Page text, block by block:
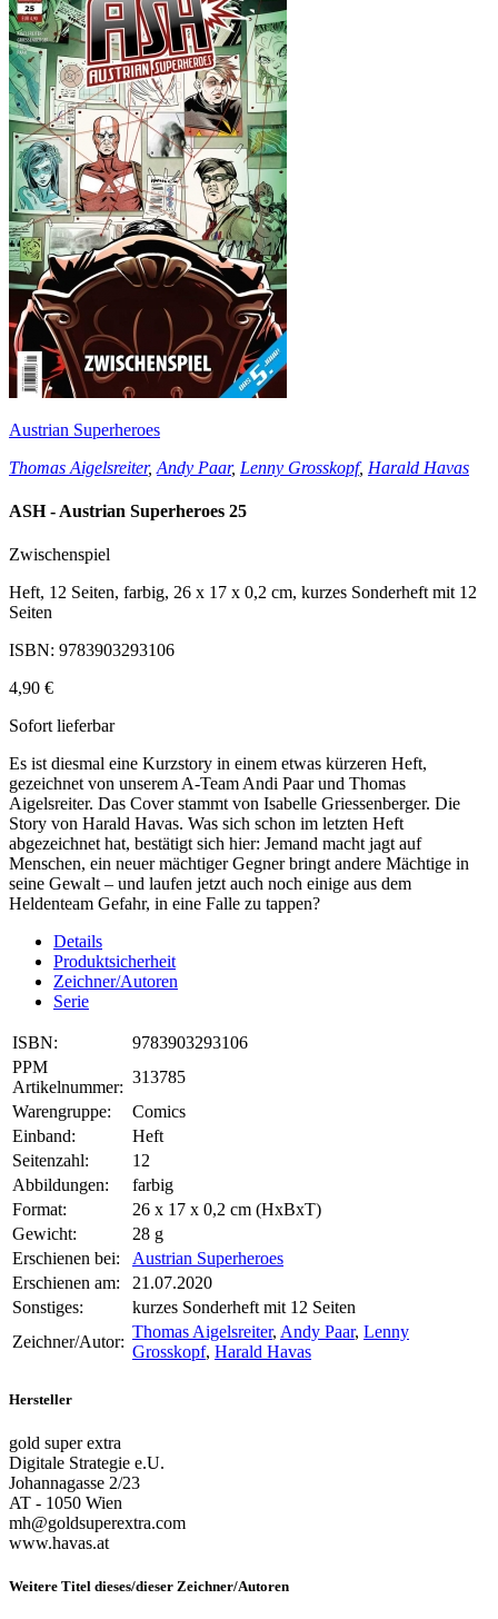
Austrian Superheroes
Thomas Aigelsreiter, Andy Paar, Lenny Grosskopf, Harald Havas
ASH - Austrian Superheroes 25
Zwischenspiel
Heft, 12 Seiten, farbig, 26 x 17 x 0,2 cm, kurzes Sonderheft mit 12
Seiten
ISBN: 9783903293106
4,90 €
Sofort lieferbar
Es ist diesmal eine Kurzstory in einem etwas kürzeren Heft,
gezeichnet von unserem A-Team Andi Paar und Thomas
Aigelsreiter. Das Cover stammt von Isabelle Griessenberger. Die
Story von Harald Havas. Was sich schon im letzten Heft
abgezeichnet hat, bestätigt sich hier: Jemand macht jagt auf
Menschen, ein neuer mächtiger Gegner bringt andere Mächtige in
seine Gewalt – und laufen jetzt auch noch einige aus dem
Heldenteam Gefahr, in eine Falle zu tappen?
Details
Produktsicherheit
Zeichner/Autoren
Serie
ISBN:
9783903293106
PPM
Artikelnummer:
313785
Warengruppe:
Comics
Einband:
Heft
Seitenzahl:
12
Abbildungen:
farbig
Format:
26 x 17 x 0,2 cm (HxBxT)
Gewicht:
28 g
Erschienen bei:
Austrian Superheroes
Erschienen am:
21.07.2020
Sonstiges:
kurzes Sonderheft mit 12 Seiten
Zeichner/Autor:
Thomas Aigelsreiter, Andy Paar, Lenny
Grosskopf, Harald Havas
Hersteller
gold super extra
Digitale Strategie e.U.
Johannagasse 2/23
AT - 1050 Wien
mh@goldsuperextra.com
www.havas.at
Weitere Titel dieses/dieser Zeichner/Autoren